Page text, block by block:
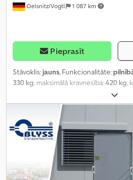
Oelsnitz/Vogtl. 1 087 km
Pieprasīt
Stāvoklis: jauns, Funkcionalitāte:
330 kg, maksimālā kravnesība:420 kg,
, krautuves garums:
vietas platums:1 080 mm, iekraušanas
R13